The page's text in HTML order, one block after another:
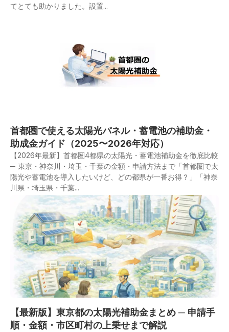
てとても助かりました。設置...
首都圏で使える太陽光パネル・蓄電池の補助金・
助成金ガイド（2025〜2026年対応）
【2026年最新】首都圏4都県の太陽光・蓄電池補助金を徹底比較
─ 東京・神奈川・埼玉・千葉の金額・申請方法まで「首都圏で太
陽光や蓄電池を導入したいけど、どの都県が一番お得？」「神奈
川県・埼玉県・千葉...
【最新版】東京都の太陽光補助金まとめ ─ 申請手
順・金額・市区町村の上乗せまで解説